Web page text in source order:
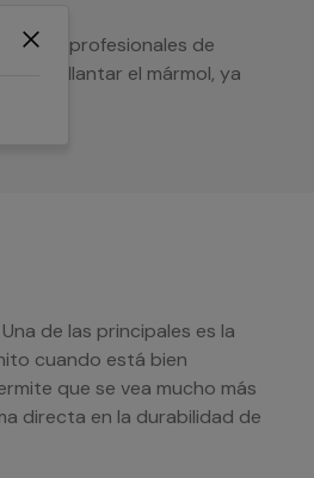
profesionales de
o abrillantar el mármol, ya
de las principales es la
cuando está bien
que se vea mucho más
directa en la durabilidad de